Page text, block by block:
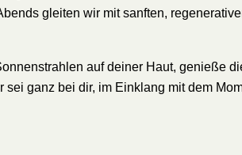
gleiten wir mit sanften,
auf deiner Haut, genieße
ganz bei dir, im Einklang mit dem